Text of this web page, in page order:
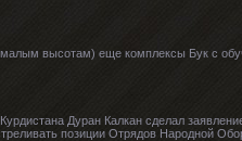
малым высотам) еще комплексы Бук с
Дуран Калкан сделал
позиции Отрядов Народной